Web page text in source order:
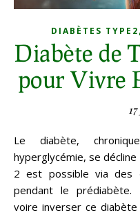
DIABÈTES TYPE2,
Diabète de
pour Vivre
Le diabète, chronique et caractérisé par une
hyperglycémie, se
2 est possible via des
pendant le prédiabète.
voire inverser ce